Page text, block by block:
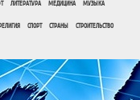
ЛИТЕРАТУРА МЕДИЦИНА МУЗЫКА
РЕЛИГИЯ СПОРТ СТРАНЫ СТРОИТЕЛЬСТВО